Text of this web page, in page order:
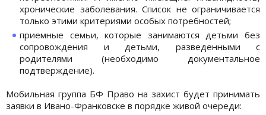
хронические заболевания. Список не ограничивается
только этими критериями особых потребностей;
приемные семьи, которые занимаются детьми без
сопровождения и детьми, разведенными с
родителями (необходимо документальное
подтверждение).
Мобильная группа БФ Право на захист будет принимать
заявки в Ивано-Франковске в порядке живой очереди: